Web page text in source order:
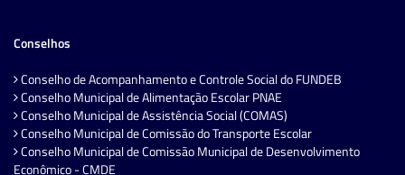
Conselhos
Conselho de Acompanhamento e Controle Social do FUNDEB
Conselho Municipal de Alimentação Escolar PNAE
Conselho Municipal de Assistência Social (COMAS)
Conselho Municipal de Comissão do Transporte Escolar
Conselho Municipal de Comissão Municipal de Desenvolvimento
Econômico - CMDE